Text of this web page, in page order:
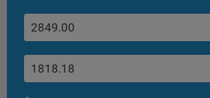
5.1. Обеспечение удобства пользователей
5.2. Повышение качества
числе корректность их работы;
5.3. Сбор аналитической информации в